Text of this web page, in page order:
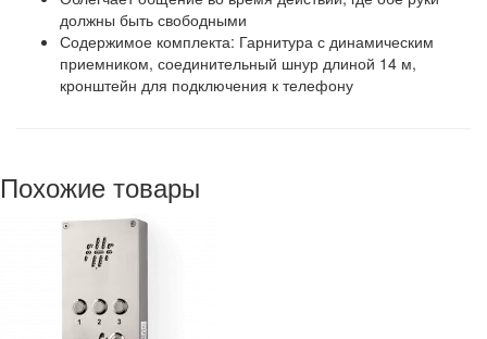
должны быть свободными
Содержимое комплекта: Гарнитура с динамическим
приемником, соединительный шнур длиной 14 м,
кронштейн для подключения к телефону
Похожие товары